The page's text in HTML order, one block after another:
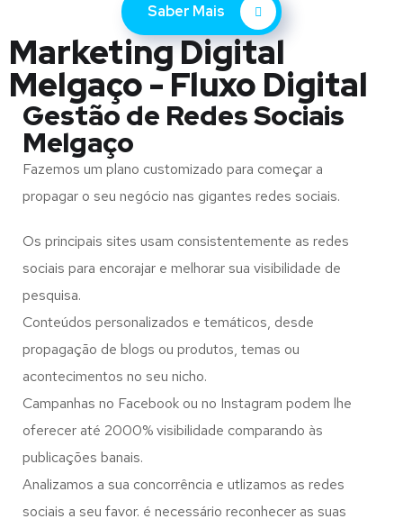
Saber Mais
Marketing Digital
Melgaço - Fluxo Digital
Gestão de Redes Sociais
Melgaço
Fazemos um plano customizado para começar a
propagar o seu negócio nas gigantes redes sociais.
Os principais sites usam consistentemente as redes
sociais para encorajar e melhorar sua visibilidade de
pesquisa.
Conteúdos personalizados e temáticos, desde
propagação de blogs ou produtos, temas ou
acontecimentos no seu nicho.
Campanhas no Facebook ou no Instagram podem lhe
oferecer até 2000% visibilidade comparando às
publicações banais.
Analizamos a sua concorrência e utlizamos as redes
sociais a seu favor. é necessário reconhecer as suas